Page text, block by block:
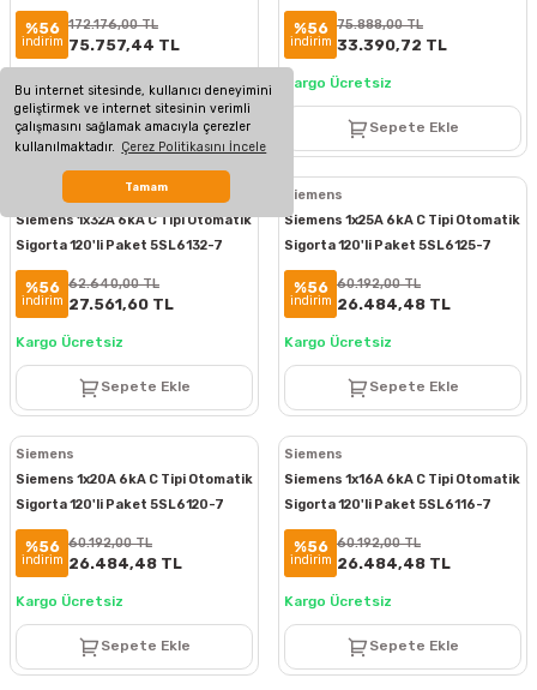
Bu internet sitesinde, kullanıcı deneyimini
geliştirmek ve internet sitesinin verimli
çalışmasını sağlamak amacıyla çerezler
kullanılmaktadır. Çerez Politikasını İncele
Tamam
%56
indirim
172.176,00 TL
75.757,44 TL
Kargo Ücretsiz
Sepete Ekle
5SL6140-7
%56
indirim
75.888,00 TL
33.390,72 TL
Kargo Ücretsiz
Sepete Ekle
Siemens
Siemens 1x32A 6kA C Tipi Otomatik
Sigorta 120'li Paket 5SL6132-7
%56
indirim
62.640,00 TL
27.561,60 TL
Kargo Ücretsiz
Sepete Ekle
Siemens
Siemens 1x25A 6kA C Tipi Otomatik
Sigorta 120'li Paket 5SL6125-7
%56
indirim
60.192,00 TL
26.484,48 TL
Kargo Ücretsiz
Sepete Ekle
Siemens
Siemens 1x20A 6kA C Tipi Otomatik
Sigorta 120'li Paket 5SL6120-7
%56
indirim
60.192,00 TL
26.484,48 TL
Kargo Ücretsiz
Sepete Ekle
Siemens
Siemens 1x16A 6kA C Tipi Otomatik
Sigorta 120'li Paket 5SL6116-7
%56
indirim
60.192,00 TL
26.484,48 TL
Kargo Ücretsiz
Sepete Ekle